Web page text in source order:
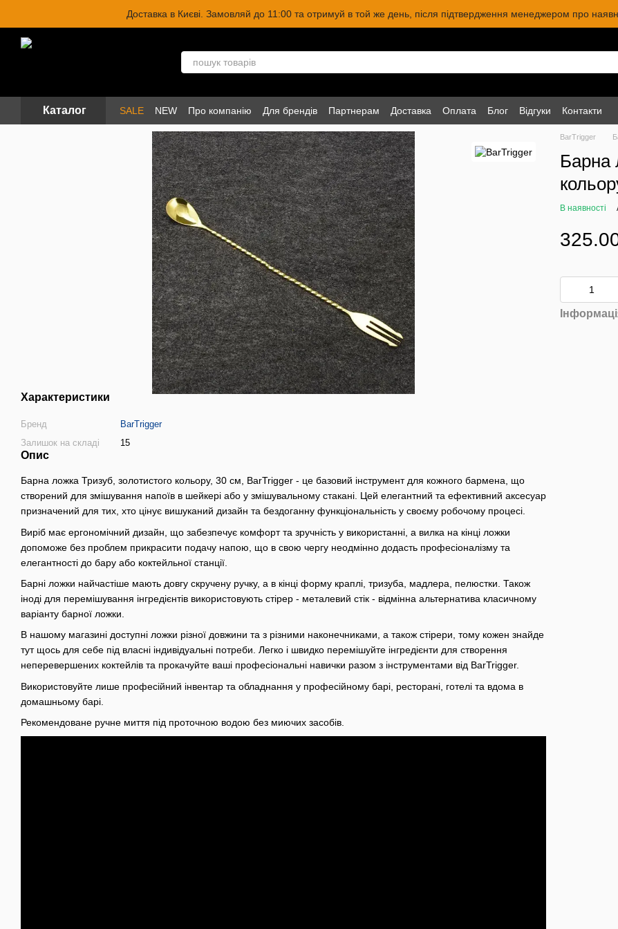
Перейти до основного контентуДоставка в Києві. Замовляй до 11:00 та отримуй в той же день, після підтвердження менеджером про
Каталог SALE NEW Про компанію Для брендів Партнерам Доставка Оплата Блог Відгуки Контакти
Характеристики
Бренд
BarTrigger
Залишок на складі
15
Опис
Барна ложка Тризуб, золотистого кольору, 30 см, BarTrigger - це базовий інструмент для кожного бармена, що
створений для змішування напоїв в шейкері або у змішувальному стакані. Цей елегантний та ефективний аксесуар
призначений для тих, хто цінує вишуканий дизайн та бездоганну функціональність у своєму робочому процесі.
Виріб має ергономічний дизайн, що забезпечує комфорт та зручність у використанні, а вилка на кінці ложки
допоможе без проблем прикрасити подачу напою, що в свою чергу неодмінно додасть професіоналізму та
елегантності до бару або коктейльної станції.
Барні ложки найчастіше мають довгу скручену ручку, а в кінці форму краплі, тризуба, мадлера, пелюстки. Також
іноді для перемішування інгредієнтів використовують стірер - металевий стік - відмінна альтернатива класичному
варіанту барної ложки.
В нашому магазині доступні ложки різної довжини та з різними наконечниками, а також стірери, тому кожен знайде
тут щось для себе під власні індивідуальні потреби. Легко і швидко перемішуйте інгредієнти для створення
неперевершених коктейлів та прокачуйте ваші професіональні навички разом з інструментами від BarTrigger.
Використовуйте лише професійний інвентар та обладнання у професійному барі, ресторані, готелі та вдома в
домашньому барі.
Рекомендоване ручне миття під проточною водою без миючих засобів.
BarTrigger
Барна
В наявності